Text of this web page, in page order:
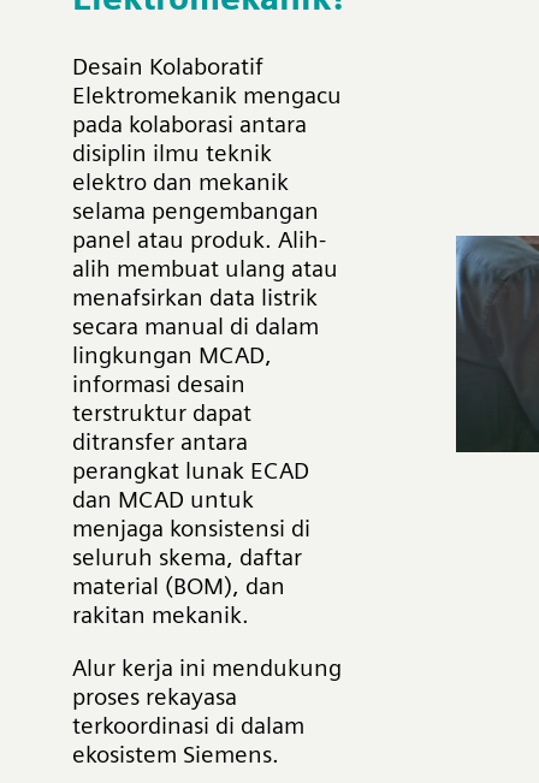
Desain Kolaboratif
Elektromekanik mengacu
pada kolaborasi antara
disiplin ilmu teknik
elektro dan mekanik
selama pengembangan
panel atau produk. Alih-
alih membuat ulang atau
menafsirkan data listrik
secara manual di dalam
lingkungan MCAD,
informasi desain
terstruktur dapat
ditransfer antara
perangkat lunak ECAD
dan MCAD untuk
menjaga konsistensi di
seluruh skema, daftar
material (BOM), dan
rakitan mekanik.
Alur kerja ini mendukung
proses rekayasa
terkoordinasi di dalam
ekosistem Siemens.